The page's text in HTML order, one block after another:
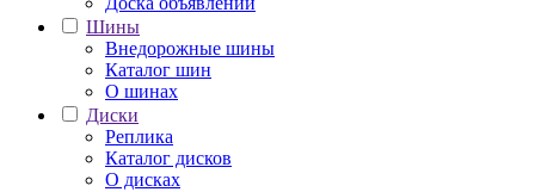
Шины
Внедорожные шины
Каталог шин
О шинах
Диски
Реплика
Каталог дисков
О дисках